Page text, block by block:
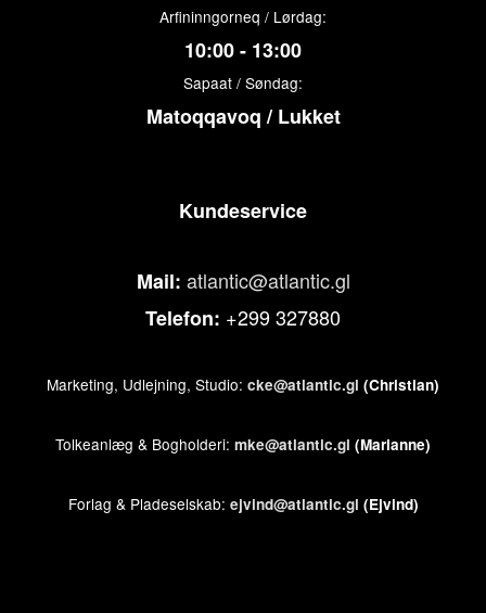
Arfininngorneq / Lørdag:
10:00 - 13:00
Sapaat / Søndag:
Matoqqavoq / Lukket
Kundeservice
Mail: atlantic@atlantic.gl
Telefon: +299 327880
Marketing, Udlejning, Studio: cke@atlantic.gl (Christian)
Tolkeanlæg & Bogholderi: mke@atlantic.gl (Marianne)
Forlag & Pladeselskab: ejvind@atlantic.gl (Ejvind)